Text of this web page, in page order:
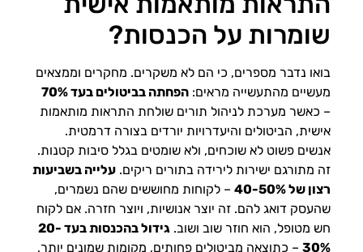
שומרות על הכנסות?
בואו נדבר מספרים, כי הם לא משקרים. מחקרים וממצאים
מעשיים מהתעשייה מראים: הפחתה בביטולים בעד 70%
– כאשר מערכת לניהול תורים שולחת התראות מותאמות
אישית, הביטולים והיעדרויות יורדים בצורה דרמטית.
אנשים פשוט לא שוכחים, ולא שומטים בגלל סיבות קטנות.
זה מתורגם ישירות לירידה בתורים ריקים. עלייה בשביעות
רצון של 40-50%
– לקוחות מחוששים שהם נשמרים,
שהעסק דואג להם. זה יוצר אנושיות, ויוצר חזרה. אם לקוח
חש מטופל, הוא חוזר שוב ושוב.
גידול בהכנסות בעד 20-
30% – כתוצאה מביטולים פחותים, מקומות שמונים יותר,